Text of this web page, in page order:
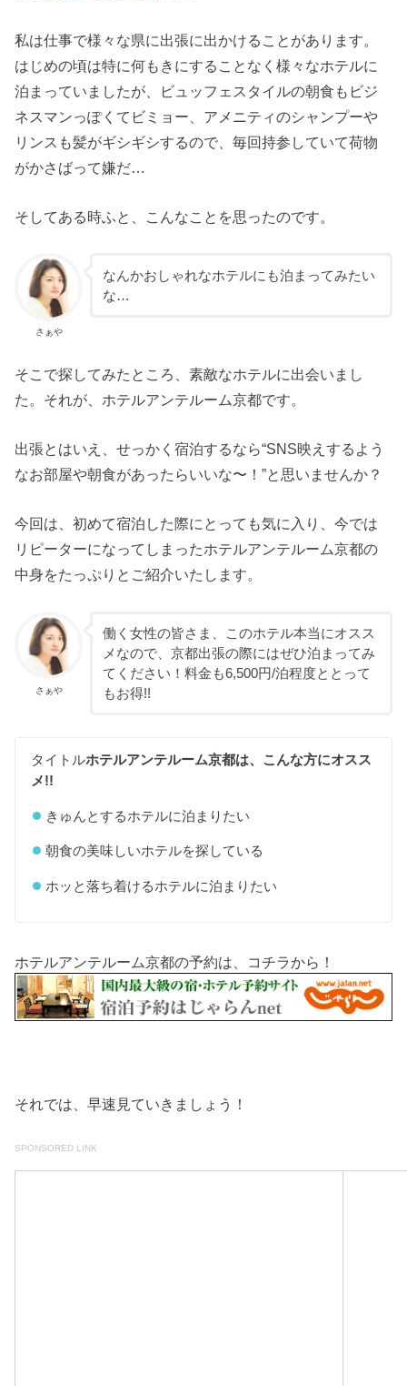
私は仕事で様々な県に出張に出かけることがあります。
はじめの頃は特に何もきにすることなく様々なホテルに
泊まっていましたが、ビュッフェスタイルの朝食もビジ
ネスマンっぽくてビミョー、アメニティのシャンプーや
リンスも髪がギシギシするので、毎回持参していて荷物
がかさばって嫌だ…
そしてある時ふと、こんなことを思ったのです。
さぁや
なんかおしゃれなホテルにも泊まってみたい
な…
そこで探してみたところ、素敵なホテルに出会いまし
た。それが、ホテルアンテルーム京都です。
出張とはいえ、せっかく宿泊するなら“SNS映えするよう
なお部屋や朝食があったらいいな〜！”と思いませんか？
今回は、初めて宿泊した際にとっても気に入り、今では
リピーターになってしまったホテルアンテルーム京都の
中身をたっぷりとご紹介いたします。
さぁや
働く女性の皆さま、このホテル本当にオスス
メなので、京都出張の際にはぜひ泊まってみ
てください！料金も6,500円/泊程度ととって
もお得!!
タイトルホテルアンテルーム京都は、こんな方にオスス
メ!!
きゅんとするホテルに泊まりたい
朝食の美味しいホテルを探している
ホッと落ち着けるホテルに泊まりたい
ホテルアンテルーム京都の予約は、コチラから！
それでは、早速見ていきましょう！
SPONSORED LINK